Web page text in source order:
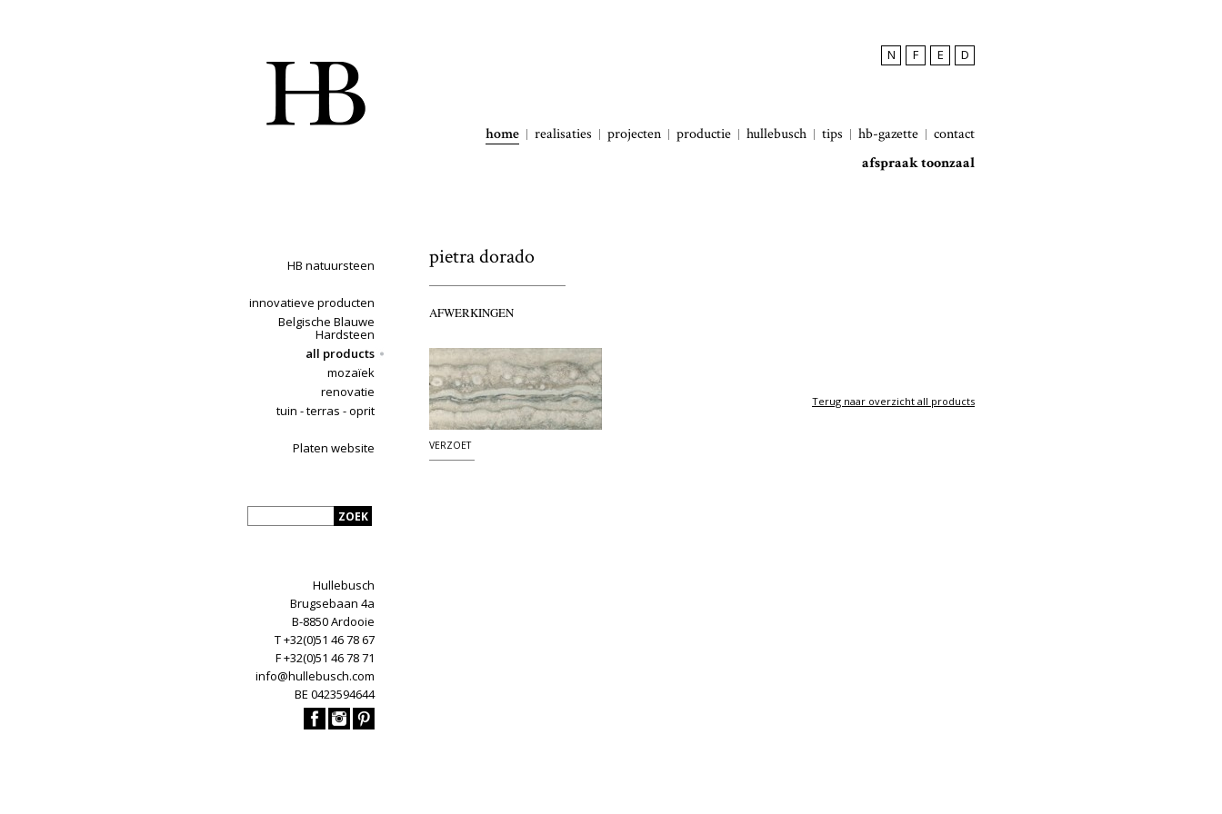
N F E D
home realisaties projecten productie hullebusch tips hb-gazette
contact
afspraak toonzaal
HB natuursteen
innovatieve producten
Belgische Blauwe
Hardsteen
all products
mozaïek
renovatie
tuin - terras - oprit
Platen website
Hullebusch
Brugsebaan 4a
B-8850 Ardooie
T +32(0)51 46 78 67
F +32(0)51 46 78 71
info@hullebusch.com
BE 0423594644
pietra dorado
AFWERKINGEN
VERZOET
Terug naar overzicht all products